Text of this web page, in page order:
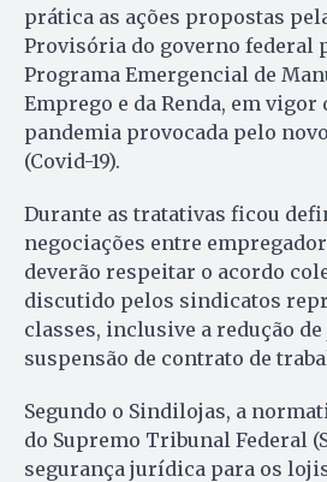
prática as ações propostas
Provisória do governo federal
Programa Emergencial de
Emprego e da Renda, em vigor
pandemia provocada pelo
(Covid-19).
Durante as tratativas ficou
negociações entre
deverão respeitar o acordo
discutido pelos sindicatos
classes, inclusive a redução
suspensão de contrato de
Segundo o Sindilojas, a
do Supremo Tribunal Federal
segurança jurídica para os